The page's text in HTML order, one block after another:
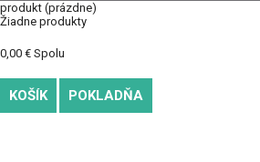
produkt (prázdne)
Žiadne produkty
0,00 € Spolu
KOŠÍK POKLADŇA